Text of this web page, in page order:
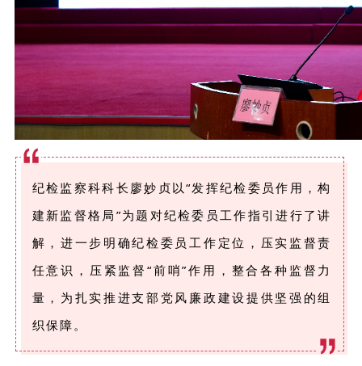
纪检监察科科长廖妙贞以“发挥纪检委员作用，构
建新监督格局”为题对纪检委员工作指引进行了讲
解，进一步明确纪检委员工作定位，压实监督责
任意识，压紧监督“前哨”作用，整合各种监督力
量，为扎实推进支部党风廉政建设提供坚强的组
织保障。